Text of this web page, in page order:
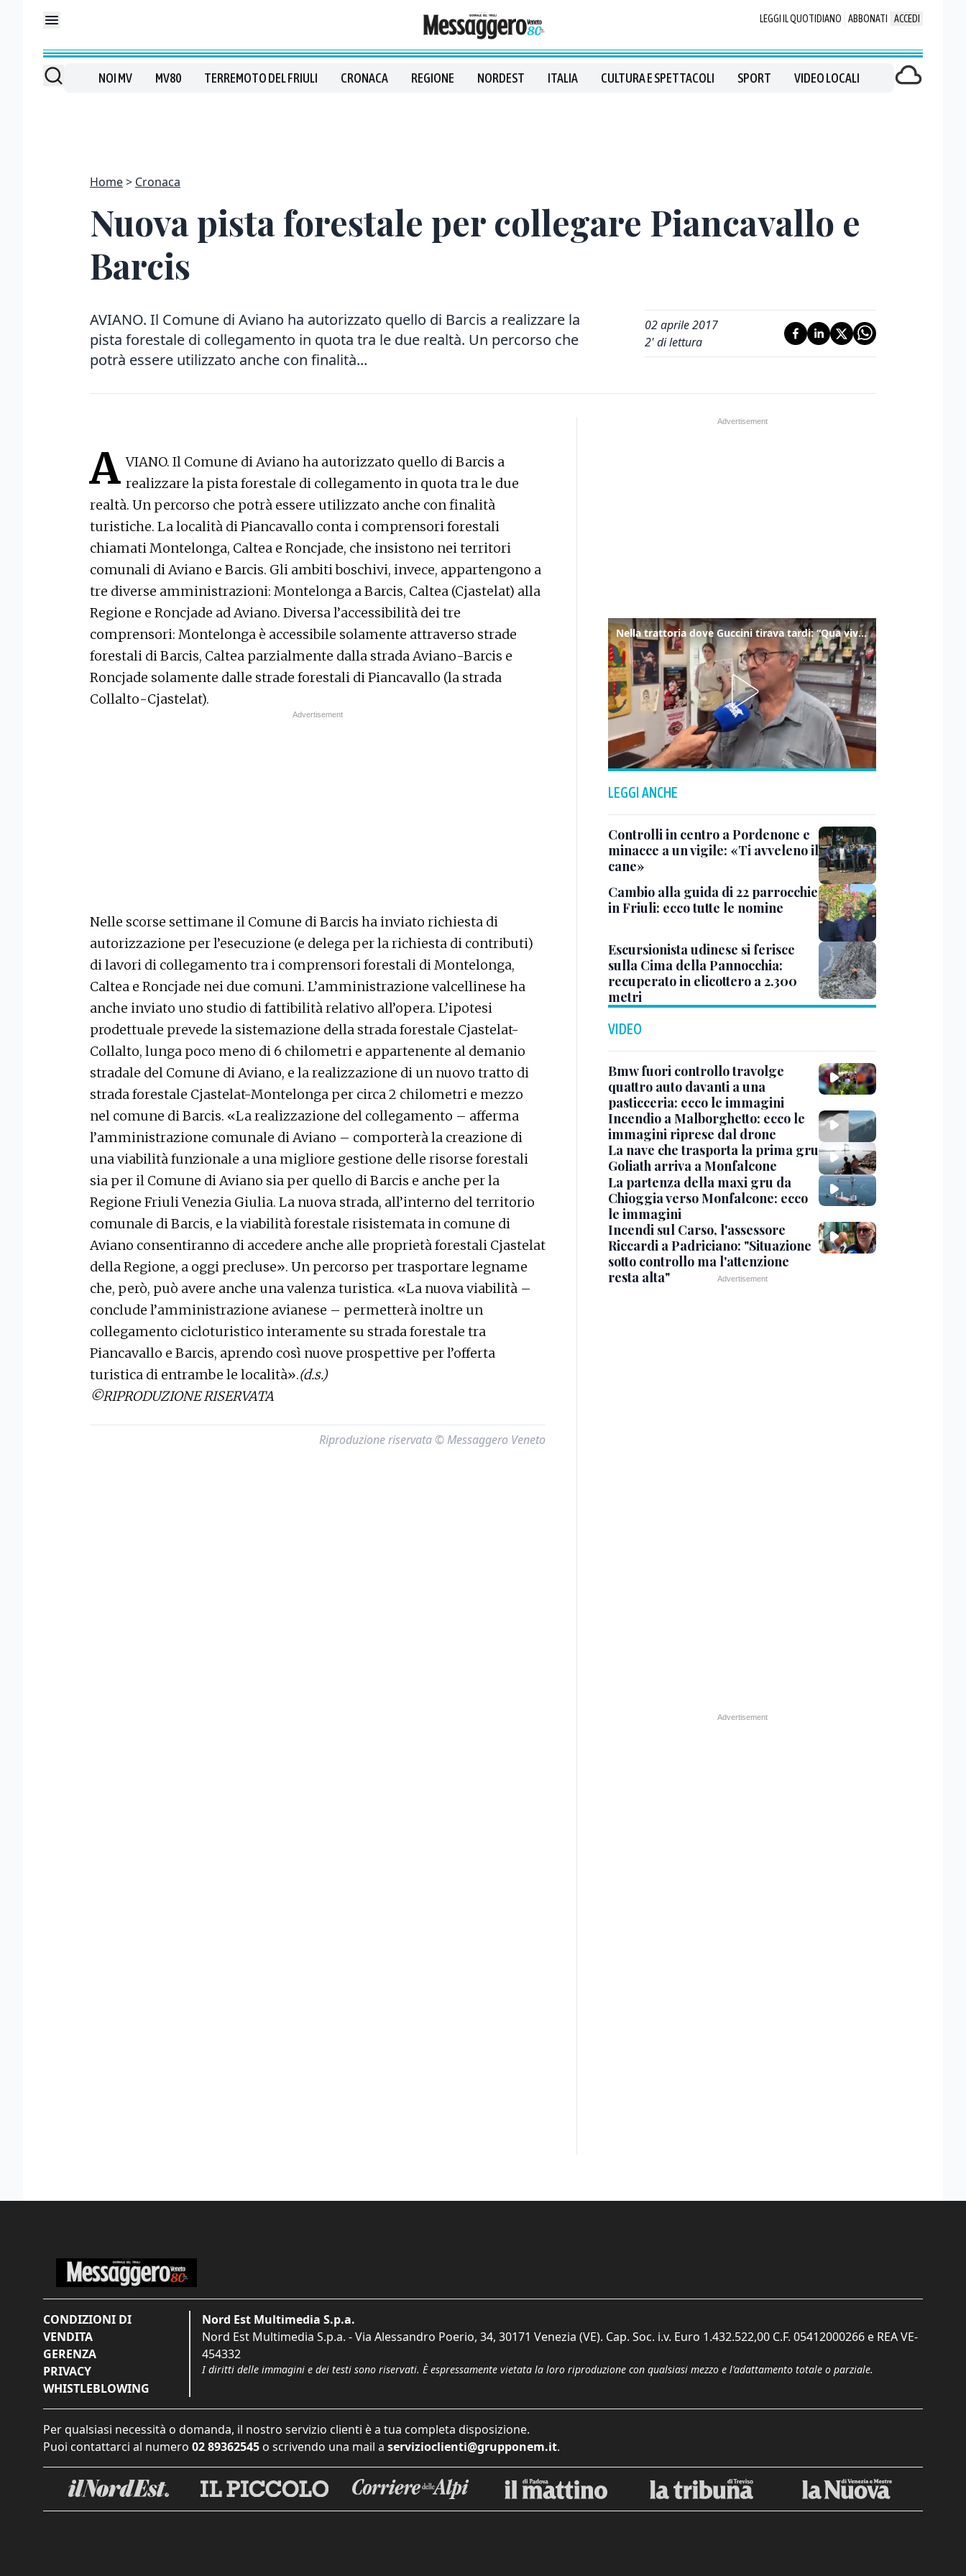
LEGGI IL QUOTIDIANO ABBONATI ACCEDI
NOI MV MV80 TERREMOTO DEL FRIULI CRONACA REGIONE NORDEST ITALIA CULTURA E SPETTACOLI SPORT VIDEO LOCALI
Home Cronaca
Nuova pista forestale per collegare Piancavallo e
Barcis
AVIANO. Il Comune di Aviano ha autorizzato quello di Barcis a realizzare la
pista forestale di collegamento in quota tra le due realtà. Un percorso che
potrà essere utilizzato anche con finalità...
02 aprile 2017
2' di lettura
A VIANO. Il Comune di Aviano ha autorizzato quello di Barcis a
realizzare la pista forestale di collegamento in quota tra le due
realtà. Un percorso che potrà essere utilizzato anche con finalità
turistiche. La località di Piancavallo conta i comprensori forestali
chiamati Montelonga, Caltea e Roncjade, che insistono nei territori
comunali di Aviano e Barcis. Gli ambiti boschivi, invece, appartengono a
tre diverse amministrazioni: Montelonga a Barcis, Caltea (Cjastelat) alla
Regione e Roncjade ad Aviano. Diversa l’accessibilità dei tre
comprensori: Montelonga è accessibile solamente attraverso strade
forestali di Barcis, Caltea parzialmente dalla strada Aviano-Barcis e
Roncjade solamente dalle strade forestali di Piancavallo (la strada
Collalto-Cjastelat).
Nelle scorse settimane il Comune di Barcis ha inviato richiesta di
autorizzazione per l’esecuzione (e delega per la richiesta di contributi)
di lavori di collegamento tra i comprensori forestali di Montelonga,
Caltea e Roncjade nei due comuni. L’amministrazione valcellinese ha
anche inviato uno studio di fattibilità relativo all’opera. L’ipotesi
prodettuale prevede la sistemazione della strada forestale Cjastelat-
Collalto, lunga poco meno di 6 chilometri e appartenente al demanio
stradale del Comune di Aviano, e la realizzazione di un nuovo tratto di
strada forestale Cjastelat-Montelonga per circa 2 chilometri e mezzo
nel comune di Barcis. «La realizzazione del collegamento – afferma
l’amministrazione comunale di Aviano – comporterà la creazione di
una viabilità funzionale a una migliore gestione delle risorse forestali
sia per il Comune di Aviano sia per quello di Barcis e anche per la
Regione Friuli Venezia Giulia. La nuova strada, all’interno del territorio
comunale di Barcis, e la viabilità forestale risistemata in comune di
Aviano consentiranno di accedere anche alle proprietà forestali Cjastelat
della Regione, a oggi precluse». Un percorso per trasportare legname
che, però, può avere anche una valenza turistica. «La nuova viabilità –
conclude l’amministrazione avianese – permetterà inoltre un
collegamento cicloturistico interamente su strada forestale tra
Piancavallo e Barcis, aprendo così nuove prospettive per l’offerta
turistica di entrambe le località».(d.s.)
©RIPRODUZIONE RISERVATA
Riproduzione riservata © Messaggero Veneto
Nella trattoria dove Guccini tirava tardi: “Qua viveva di notte”
LEGGI ANCHE
Controlli in centro a Pordenone e
minacce a un vigile: «Ti avveleno il
cane»
Cambio alla guida di 22 parrocchie
in Friuli: ecco tutte le nomine
Escursionista udinese si ferisce
sulla Cima della Pannocchia:
recuperato in elicottero a 2.300
metri
VIDEO
Bmw fuori controllo travolge
quattro auto davanti a una
pasticceria: ecco le immagini
Incendio a Malborghetto: ecco le
immagini riprese dal drone
La nave che trasporta la prima gru
Goliath arriva a Monfalcone
La partenza della maxi gru da
Chioggia verso Monfalcone: ecco
le immagini
Incendi sul Carso, l'assessore
Riccardi a Padriciano: "Situazione
sotto controllo ma l'attenzione
resta alta"
CONDIZIONI DI
VENDITA
GERENZA
PRIVACY
WHISTLEBLOWING
Nord Est Multimedia S.p.a.
Nord Est Multimedia S.p.a. - Via Alessandro Poerio, 34, 30171 Venezia (VE). Cap. Soc. i.v. Euro 1.432.522,00 C.F. 05412000266 e REA VE-
454332
I diritti delle immagini e dei testi sono riservati. È espressamente vietata la loro riproduzione con qualsiasi mezzo e l'adattamento totale o parziale.
Per qualsiasi necessità o domanda, il nostro servizio clienti è a tua completa disposizione.
Puoi contattarci al numero 02 89362545 o scrivendo una mail a servizioclienti@grupponem.it.